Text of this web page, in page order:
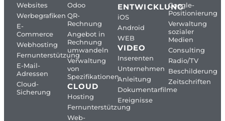
Websites
Werbegrafiken
E-
Commerce
Webhosting
Fernunterstützung
E-Mail-
Adressen
Cloud-
Sicherung
Odoo
QR-
Rechnung
Angebot in
Rechnung
umwandeln
Verwaltung
von
Spezifikationen
CLOUD
Hosting
Fernunterstützung
Web-
ENTWICKLUNG
iOS
Android
WEB
VIDEO
Inserenten
Unternehmen
Anleitung
Dokumentarfilme
Ereignisse
Google-
Positionierung
Verwaltung
sozialer
Medien
Consulting
Radio/TV
Beschilderung
Zeitschriften